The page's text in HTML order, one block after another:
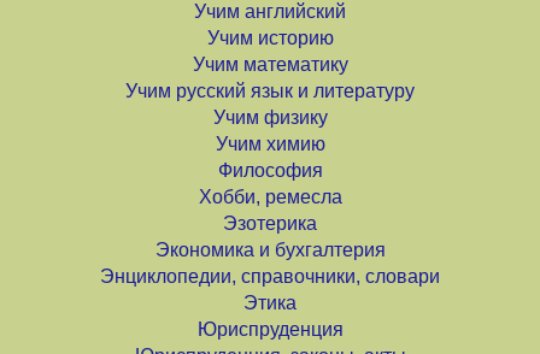
Учим английский
Учим историю
Учим математику
Учим русский язык и литературу
Учим физику
Учим химию
Философия
Хобби, ремесла
Эзотерика
Экономика и бухгалтерия
Энциклопедии, справочники, словари
Этика
Юриспруденция